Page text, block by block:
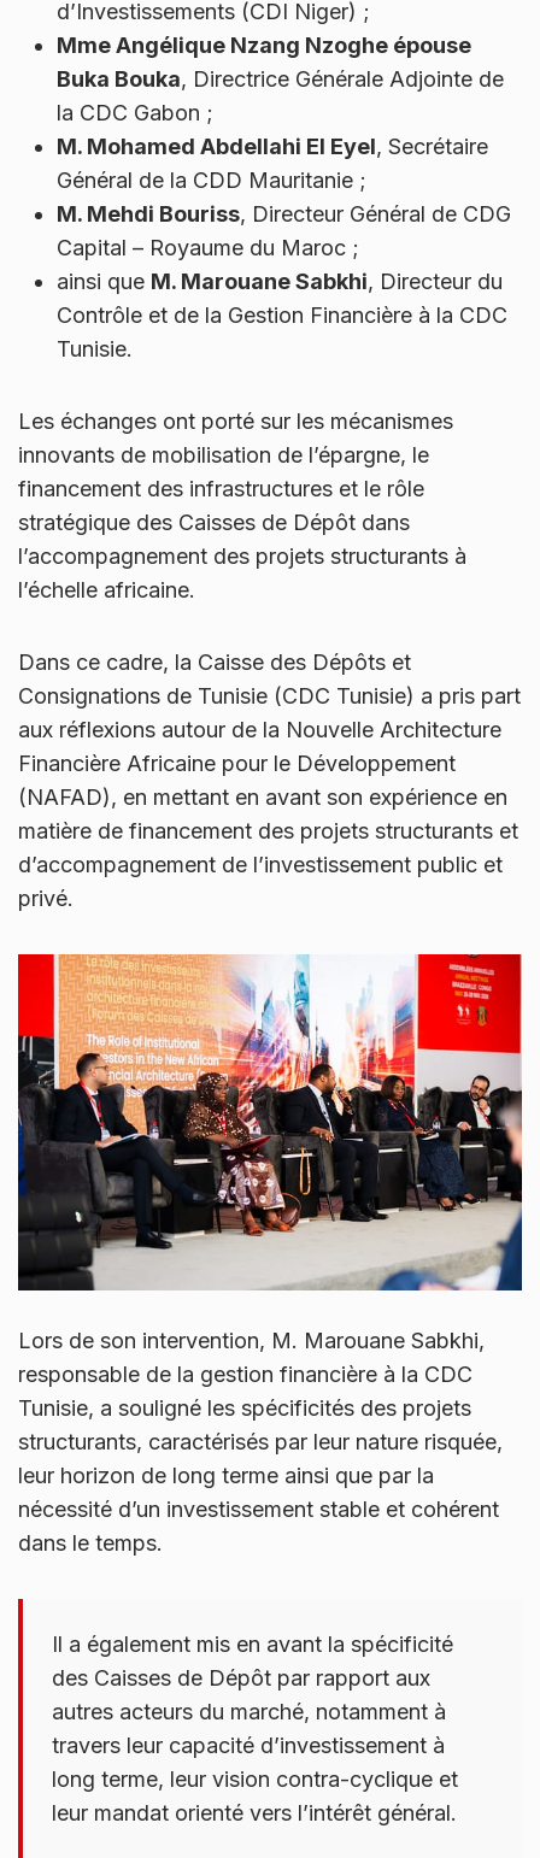
d’Investissements (CDI Niger) ;
Mme Angélique Nzang Nzoghe épouse
Buka Bouka, Directrice Générale Adjointe de
la CDC Gabon ;
M. Mohamed Abdellahi El Eyel, Secrétaire
Général de la CDD Mauritanie ;
M. Mehdi Bouriss, Directeur Général de CDG
Capital – Royaume du Maroc ;
ainsi que M. Marouane Sabkhi, Directeur du
Contrôle et de la Gestion Financière à la CDC
Tunisie.
Les échanges ont porté sur les mécanismes
innovants de mobilisation de l’épargne, le
financement des infrastructures et le rôle
stratégique des Caisses de Dépôt dans
l’accompagnement des projets structurants à
l’échelle africaine.
Dans ce cadre, la Caisse des Dépôts et
Consignations de Tunisie (CDC Tunisie) a pris part
aux réflexions autour de la Nouvelle Architecture
Financière Africaine pour le Développement
(NAFAD), en mettant en avant son expérience en
matière de financement des projets structurants et
d’accompagnement de l’investissement public et
privé.
Lors de son intervention, M. Marouane Sabkhi,
responsable de la gestion financière à la CDC
Tunisie, a souligné les spécificités des projets
structurants, caractérisés par leur nature risquée,
leur horizon de long terme ainsi que par la
nécessité d’un investissement stable et cohérent
dans le temps.
Il a également mis en avant la spécificité
des Caisses de Dépôt par rapport aux
autres acteurs du marché, notamment à
travers leur capacité d’investissement à
long terme, leur vision contra-cyclique et
leur mandat orienté vers l’intérêt général.